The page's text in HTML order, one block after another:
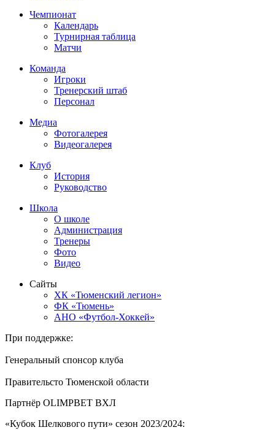
Чемпионат
Календарь
Турнирная таблица
Матчи
Команда
Игроки
Тренерский штаб
Персонал
Медиа
Фотогалерея
Видеогалерея
Клуб
История
Руководство
Школа
О школе
Администрация
Тренеры
Фото
Видео
Сайты
ХК «Тюменский легион»
ФК «Тюмень»
АНО «Футбол-Хоккей»
При поддержке:
Генеральный спонсор клуба
Правительсто Тюменской области
Партнёр OLIMPBET ВХЛ
«Кубок Шелкового пути» сезон 2023/2024: